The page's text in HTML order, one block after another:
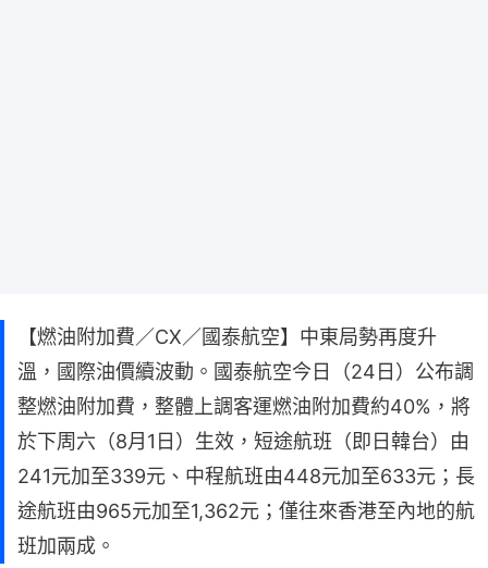
【燃油附加費／CX／國泰航空】中東局勢再度升
溫，國際油價續波動。國泰航空今日（24日）公布調
整燃油附加費，整體上調客運燃油附加費約40%，將
於下周六（8月1日）生效，短途航班（即日韓台）由
241元加至339元、中程航班由448元加至633元；長
途航班由965元加至1,362元；僅往來香港至內地的航
班加兩成。